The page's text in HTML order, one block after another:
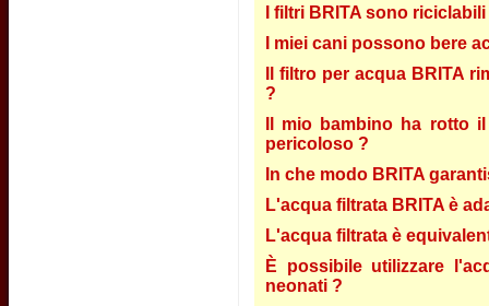
I filtri BRITA sono
I miei cani possono bere
Il filtro per acqua BRITA
?
Il mio bambino ha rotto
pericoloso ?
In che modo BRITA
L'acqua filtrata BRITA è
L'acqua filtrata è
È possibile utilizzare
neonati ?